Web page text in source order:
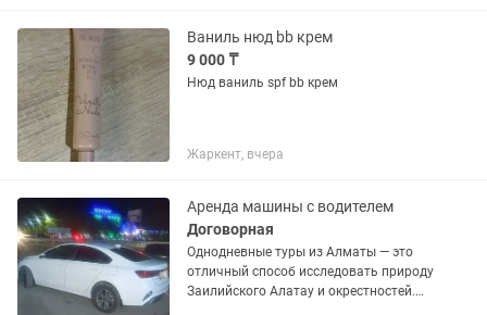
Ваниль нюд bb крем
9 000 ₸
Нюд ваниль spf bb крем
Жаркент, вчера
Аренда машины с водителем
Договорная
Однодневные туры из Алматы — это
отличный способ исследовать природу
Заилийского Алатау и окрестностей.